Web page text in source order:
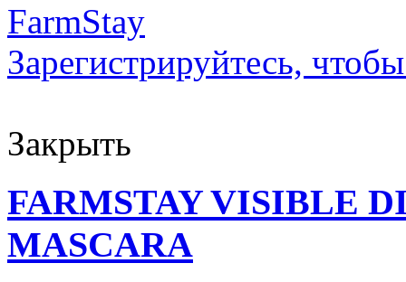
FarmStay
Зарегистрируйтесь,
Закрыть
FARMSTAY VISIBLE
MASCARA